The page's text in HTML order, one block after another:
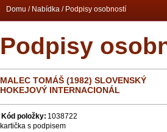
Podpisy
MALEC TOMÁŠ (1982) SLOVENSKÝ
HOKEJOVÝ INTERNACIONÁL
Kód položky: 1038722
kartička s podpisem
Domu / Nabídka / Podpisy osobností